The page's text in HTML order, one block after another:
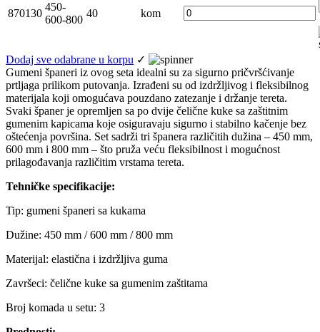
870130
450-
600-800
40 kom
Dodaj sve odabrane u korpu ✓
Gumeni španeri iz ovog seta idealni su za sigurno pričvršćivanje
prtljaga prilikom putovanja. Izrađeni su od izdržljivog i fleksibilnog
materijala koji omogućava pouzdano zatezanje i držanje tereta.
Svaki španer je opremljen sa po dvije čelične kuke sa zaštitnim
gumenim kapicama koje osiguravaju sigurno i stabilno kačenje bez
oštećenja površina. Set sadrži tri španera različitih dužina – 450 mm,
600 mm i 800 mm – što pruža veću fleksibilnost i mogućnost
prilagođavanja različitim vrstama tereta.
Tehničke specifikacije:
Tip: gumeni španeri sa kukama
Dužine: 450 mm / 600 mm / 800 mm
Materijal: elastična i izdržljiva guma
Završeci: čelične kuke sa gumenim zaštitama
Broj komada u setu: 3